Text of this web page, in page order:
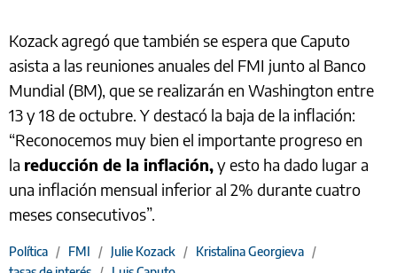
Kozack agregó que también se espera que Caputo
asista a las reuniones anuales del FMI junto al Banco
Mundial (BM), que se realizarán en Washington entre
13 y 18 de octubre. Y destacó la baja de la inflación:
“Reconocemos muy bien el importante progreso en
la reducción de la inflación,y esto ha dado lugar a
una inflación mensual inferior al 2% durante cuatro
meses consecutivos”.
Política / FMI / Julie Kozack / Kristalina Georgieva /